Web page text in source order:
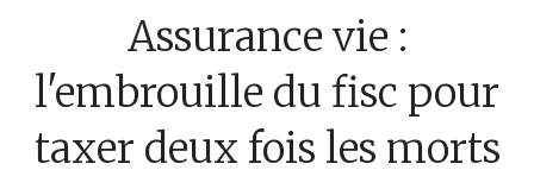
Bourse
Assurance vie :
l'embrouille du fisc pour
taxer deux fois les morts